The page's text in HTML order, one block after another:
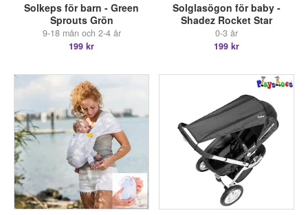
Solkeps för barn - Green
Sprouts Grön
9-18 mån och 2-4 år
199 kr
Solglasögon för baby -
Shadez Rocket Star
0-3 år
199 kr